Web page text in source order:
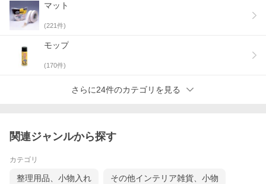
マット
(221件)
モップ
(170件)
さらに24件のカテゴリを見る
関連ジャンルから探す
カテゴリ
整理用品、小物入れ その他インテリア雑貨、小物